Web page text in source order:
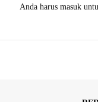
Anda harus masuk